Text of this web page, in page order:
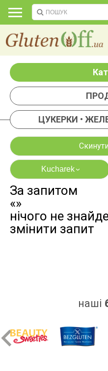
ЦУКЕРКИ •
Kucharek›
яєць
дріжджів
За запитом
«»
нічого не
змінити запит
наші